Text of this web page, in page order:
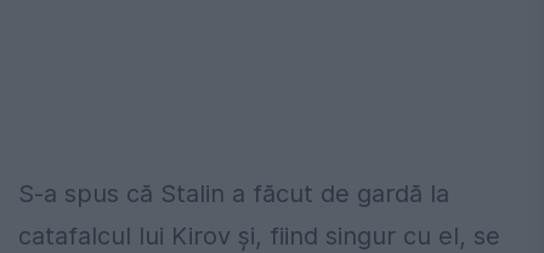
S-a spus că Stalin a făcut de gardă la
catafalcul lui Kirov și, fiind singur cu el, se